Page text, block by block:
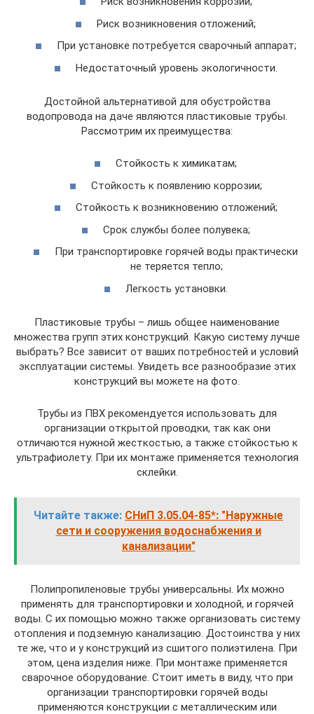
Риск возникновения отложений;
При установке потребуется сварочный аппарат;
Недостаточный уровень экологичности.
Достойной альтернативой для обустройства
водопровода на даче являются пластиковые трубы.
Рассмотрим их преимущества:
Стойкость к химикатам;
Стойкость к появлению коррозии;
Стойкость к возникновению отложений;
Срок службы более полувека;
При транспортировке горячей воды практически
не теряется тепло;
Легкость установки.
Пластиковые трубы – лишь общее наименование
множества групп этих конструкций. Какую систему лучше
выбрать? Все зависит от ваших потребностей и условий
эксплуатации системы. Увидеть все разнообразие этих
конструкций вы можете на фото.
Трубы из ПВХ рекомендуется использовать для
организации открытой проводки, так как они
отличаются нужной жесткостью, а также стойкостью к
ультрафиолету. При их монтаже применяется технология
склейки.
Читайте также: СНиП 3.05.04-85*: "Наружные
сети и сооружения водоснабжения и
канализации"
Полипропиленовые трубы универсальны. Их можно
применять для транспортировки и холодной, и горячей
воды. С их помощью можно также организовать систему
отопления и подземную канализацию. Достоинства у них
те же, что и у конструкций из сшитого полиэтилена. При
этом, цена изделия ниже. При монтаже применяется
сварочное оборудование. Стоит иметь в виду, что при
организации транспортировки горячей воды
применяются конструкции с металлическим или